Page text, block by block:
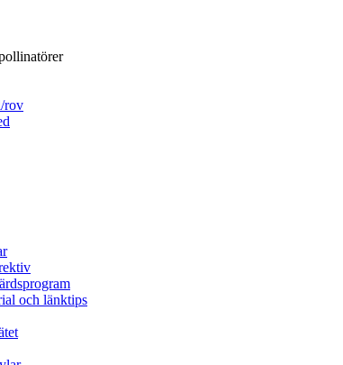
rov
och länktips